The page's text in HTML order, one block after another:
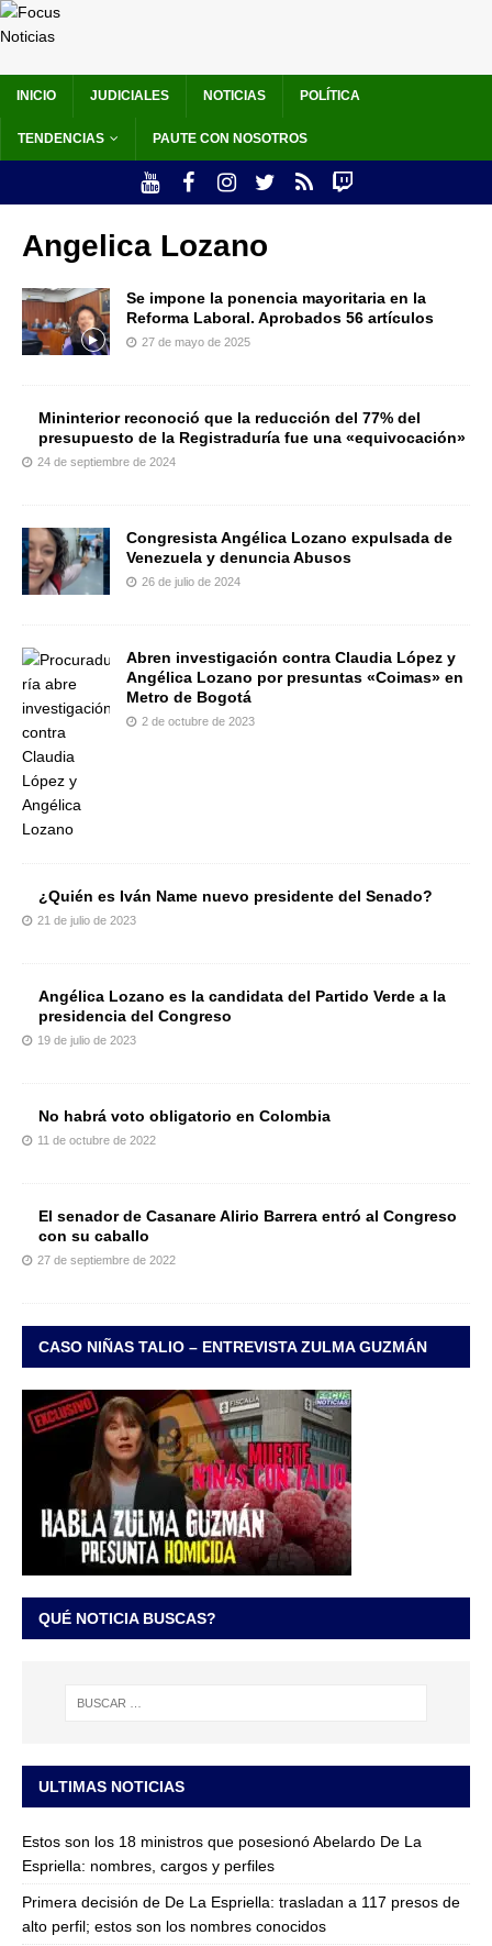
INICIO JUDICIALES NOTICIAS POLÍTICA
TENDENCIAS PAUTE CON NOSOTROS
Angelica Lozano
Se impone la ponencia mayoritaria en la
Reforma Laboral. Aprobados 56 artículos
27 de mayo de 2025
Mininterior reconoció que la reducción del 77% del
presupuesto de la Registraduría fue una «equivocación»
24 de septiembre de 2024
Congresista Angélica Lozano expulsada de
Venezuela y denuncia Abusos
26 de julio de 2024
Abren investigación contra Claudia López y
Angélica Lozano por presuntas «Coimas» en
Metro de Bogotá
2 de octubre de 2023
¿Quién es Iván Name nuevo presidente del Senado?
21 de julio de 2023
Angélica Lozano es la candidata del Partido Verde a la
presidencia del Congreso
19 de julio de 2023
No habrá voto obligatorio en Colombia
11 de octubre de 2022
El senador de Casanare Alirio Barrera entró al Congreso
con su caballo
27 de septiembre de 2022
CASO NIÑAS TALIO – ENTREVISTA ZULMA GUZMÁN
QUÉ NOTICIA BUSCAS?
ULTIMAS NOTICIAS
Estos son los 18 ministros que posesionó Abelardo De La
Espriella: nombres, cargos y perfiles
Primera decisión de De La Espriella: trasladan a 117 presos de
alto perfil; estos son los nombres conocidos